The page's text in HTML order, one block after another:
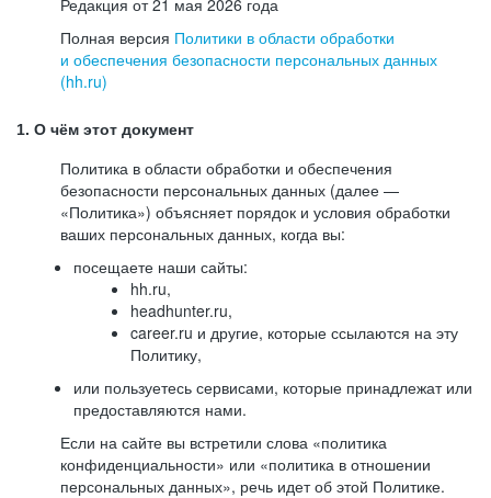
Редакция от 21 мая 2026 года
Полная версия Политики в области обработки
и обеспечения безопасности персональных данных
(hh.ru)
1. О чём этот документ
Политика в области обработки и обеспечения
безопасности персональных данных (далее —
«Политика») объясняет порядок и условия обработки
ваших персональных данных, когда вы:
посещаете наши сайты:
hh.ru,
headhunter.ru,
career.ru и другие, которые ссылаются на эту
Политику,
или пользуетесь сервисами, которые принадлежат или
предоставляются нами.
Если на сайте вы встретили слова «политика
конфиденциальности» или «политика в отношении
персональных данных», речь идет об этой Политике.